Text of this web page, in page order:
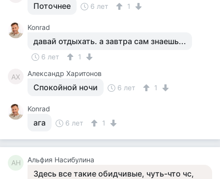
Поточнее 6 лет 1
Konrad
давай отдыхать. а завтра сам знаешь...
6 лет 1
АХ Александр Харитонов
Спокойной ночи 6 лет 1
Konrad
ага 6 лет 1
АН Альфия Насибулина
Здесь все такие обидчивые, чуть-что чс,